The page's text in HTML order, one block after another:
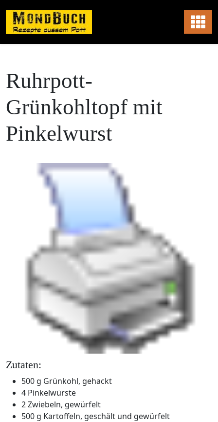
content
Ruhrpott-
Grünkohltopf mit
Pinkelwurst
Zutaten:
500 g Grünkohl, gehackt
4 Pinkelwürste
2 Zwiebeln, gewürfelt
500 g Kartoffeln, geschält und gewürfelt